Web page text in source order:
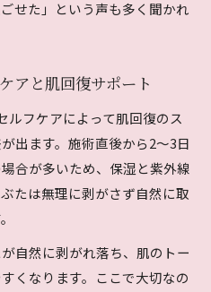
防ぐための日常生活対策
隠し方アイテムと活用法
予防する日々のセルフケア
ーラーやテープの使い方
せた」という声も多く聞かれ
アと肌回復サポート
ルフケアによって肌回復のス
出ます。施術直後から2～3日
合が多いため、保湿と紫外線
たは無理に剥がさず自然に取
自然に剥がれ落ち、肌のトー
くなります。ここで大切なの